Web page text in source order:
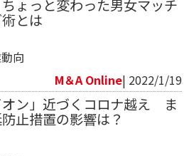
ょっと変わった男女マッチ
とは
向
M＆A Online| 2022/1/19
オン」近づくコロナ越え ま
止措置の影響は？